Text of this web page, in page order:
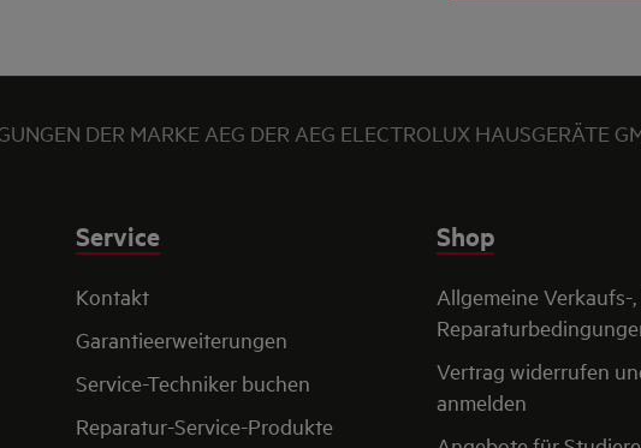
DER MARKE AEG DER AEG ELECTROLUX HAUSGERÄTE
Service
Kontakt
Garantieerweiterungen
Service-Techniker buchen
Reparatur-Service-Produkte
Shop
Allgemeine Verkaufs-
Vertrag widerrufen
anmelden